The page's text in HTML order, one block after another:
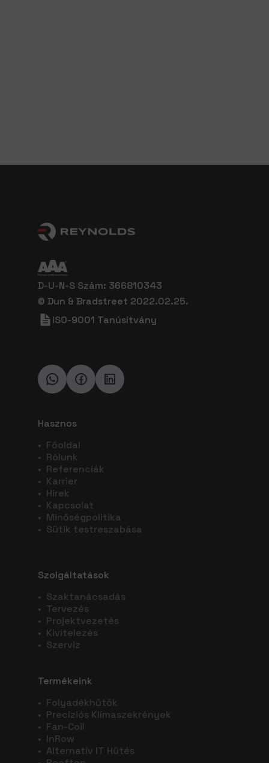
D-U-N-S Szám: 366810343
© Dun & Bradstreet 2022.02.25.
ISO-9001 Tanúsítvány
Hasznos
• Főoldal
• Rólunk
• Referenciák
• Karrier
• Hírek
• Kapcsolat
• Minőségpolitika
• Sütik testreszabása
Szolgáltatások
• Szaktanácsadás
• Tervezés
• Projektvezetés
• Kivitelezés
• Szerviz
Termékeink
• Folyadékhűtők
• Precíziós Klímaszekrények
• Fan-Coil
• InRow
• Alternatív IT Hűtés